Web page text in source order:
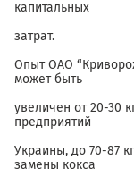
капитальных
затрат.
Опыт ОАО
может быть
увеличен от 20-30
предприятий
Украины, до 70-87
замены кокса